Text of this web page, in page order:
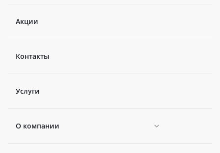
Акции
Контакты
Услуги
О компании